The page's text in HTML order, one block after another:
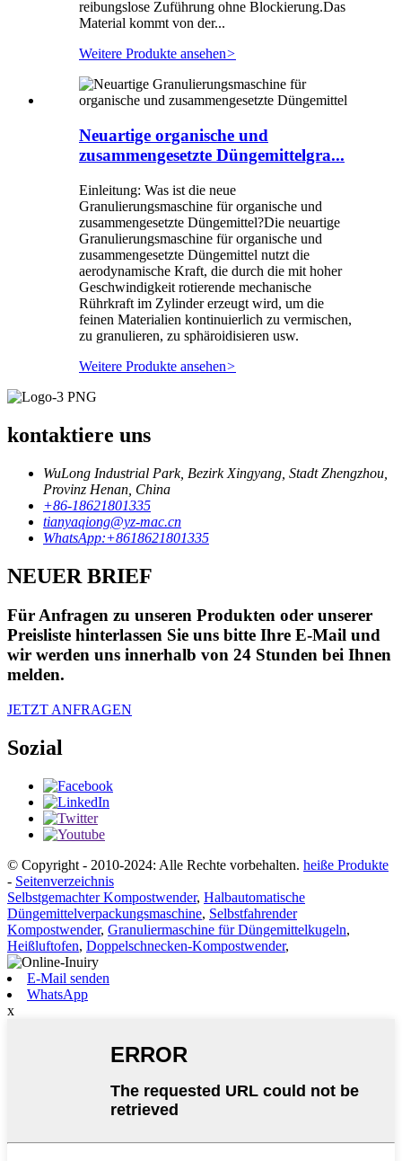
reibungslose Zuführung ohne Blockierung.Das
Material kommt von der...
Weitere Produkte ansehen>
Neuartige organische und
zusammengesetzte Düngemittelgra...
Einleitung: Was ist die neue
Granulierungsmaschine für organische und
zusammengesetzte Düngemittel?Die neuartige
Granulierungsmaschine für organische und
zusammengesetzte Düngemittel nutzt die
aerodynamische Kraft, die durch die mit hoher
Geschwindigkeit rotierende mechanische
Rührkraft im Zylinder erzeugt wird, um die
feinen Materialien kontinuierlich zu vermischen,
zu granulieren, zu sphäroidisieren usw.
Weitere Produkte ansehen>
kontaktiere uns
WuLong Industrial Park, Bezirk Xingyang, Stadt Zhengzhou,
Provinz Henan, China
+86-18621801335
tianyaqiong@yz-mac.cn
WhatsApp:+8618621801335
NEUER BRIEF
Für Anfragen zu unseren Produkten oder unserer
Preisliste hinterlassen Sie uns bitte Ihre E-Mail und
wir werden uns innerhalb von 24 Stunden bei Ihnen
melden.
JETZT ANFRAGEN
Sozial
© Copyright - 2010-2024: Alle Rechte vorbehalten. heiße Produkte
- Seitenverzeichnis
Selbstgemachter Kompostwender, Halbautomatische
Düngemittelverpackungsmaschine, Selbstfahrender
Kompostwender, Granuliermaschine für Düngemittelkugeln,
Heißluftofen, Doppelschnecken-Kompostwender,
E-Mail senden
WhatsApp
x